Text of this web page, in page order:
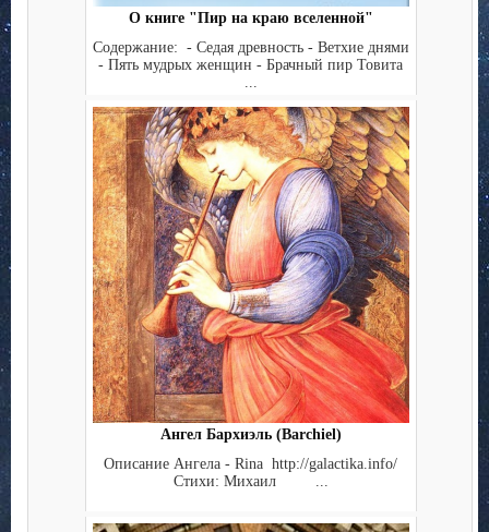
О книге "Пир на краю вселенной"
Содержание: - Седая древность - Ветхие днями
- Пять мудрых женщин - Брачный пир Товита
Ангел Бархиэль (Barchiel)
Описание Ангела - Rina http://galactika.info/
Стихи: Михаил ...